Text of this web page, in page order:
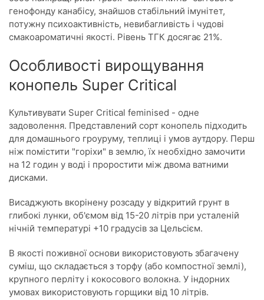
генофонду канабісу, знайшов стабільний імунітет,
потужну психоактивність, невибагливість і чудові
смакоароматичні якості. Рівень ТГК досягає 21%.
Особливості вирощування
конопель Super Critical
Культивувати Super Critical feminised - одне
задоволення. Представлений сорт конопель підходить
для домашнього гроуруму, теплиці і умов аутдору. Перш
ніж помістити "горіхи" в землю, їх необхідно замочити
на 12 годин у воді і проростити між двома ватними
дисками.
Висаджують вкорінену розсаду у відкритий грунт в
глибокі лунки, об'ємом від 15-20 літрів при усталеній
нічній температурі +10 градусів за Цельсієм.
В якості поживної основи використовують збагачену
суміш, що складається з торфу (або компостної землі),
крупного перліту і кокосового волокна. У індорних
умовах використовують горщики від 10 літрів.